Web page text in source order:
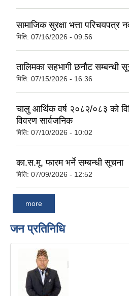
सामाजिक सुरक्षा भत्ता परिचयपत्र
मिति: 07/16/2026 - 09:56
तालिमका सहभागी छनौट सम्बन्धी
मिति: 07/15/2026 - 16:36
चालु आर्थिक वर्ष २०८२/०८३ को
विवरण सार्वजनिक
मिति: 07/10/2026 - 10:02
का.स.मू. फारम भर्ने सम्बन्धी सूचना
मिति: 07/09/2026 - 12:52
more
जन प्रतिनिधि